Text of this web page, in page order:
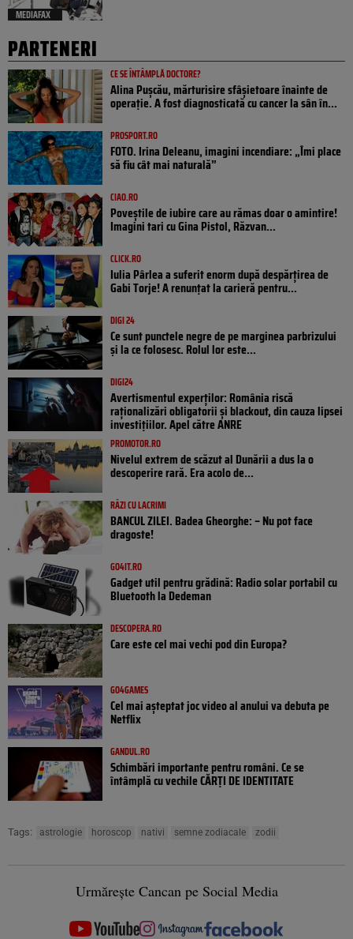
MEDIAFAX
PARTENERI
CE SE ÎNTÂMPLĂ DOCTORE?
Alina Pușcău, mărturisire sfâșietoare înainte de
operație. A fost diagnosticată cu cancer la sân în...
PROSPORT.RO
FOTO. Irina Deleanu, imagini incendiare: „Îmi place
să fiu cât mai naturală”
CIAO.RO
Poveştile de iubire care au rămas doar o amintire!
Imagini tari cu Gina Pistol, Răzvan...
CLICK.RO
Iulia Pârlea a suferit enorm după despărțirea de
Gabi Torje! A renunțat la carieră pentru...
DIGI 24
Ce sunt punctele negre de pe marginea parbrizului
și la ce folosesc. Rolul lor este...
DIGI24
Avertismentul experților: România riscă
raționalizări obligatorii și blackout, din cauza lipsei
investițiilor. Apel către ANRE
PROMOTOR.RO
Nivelul extrem de scăzut al Dunării a dus la o
descoperire rară. Era acolo de...
RÂZI CU LACRIMI
BANCUL ZILEI. Badea Gheorghe: – Nu pot face
dragoste!
GO4IT.RO
Gadget util pentru grădină: Radio solar portabil cu
Bluetooth la Dedeman
DESCOPERA.RO
Care este cel mai vechi pod din Europa?
GO4GAMES
Cel mai așteptat joc video al anului va debuta pe
Netflix
GANDUL.RO
Schimbări importante pentru români. Ce se
întâmplă cu vechile CĂRȚI DE IDENTITATE
Tags: astrologie horoscop nativi semne zodiacale zodii
Urmărește Cancan pe Social Media